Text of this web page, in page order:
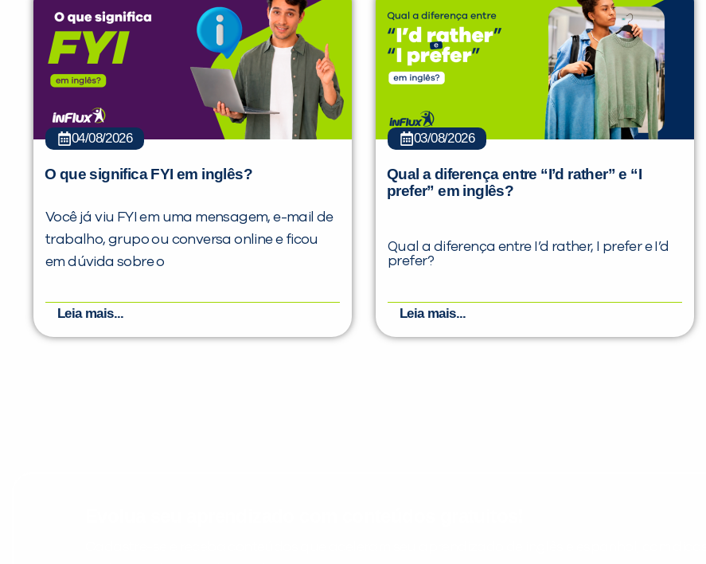
04/08/2026
O que significa FYI em inglês?
Você já viu FYI em uma mensagem, e-mail de
trabalho, grupo ou conversa online e ficou
em dúvida sobre o
Leia mais...
03/08/2026
Qual a diferença entre “I’d rather” e “I
prefer” em inglês?
Qual a diferença entre I’d rather, I prefer e I’d
prefer?
Leia mais...